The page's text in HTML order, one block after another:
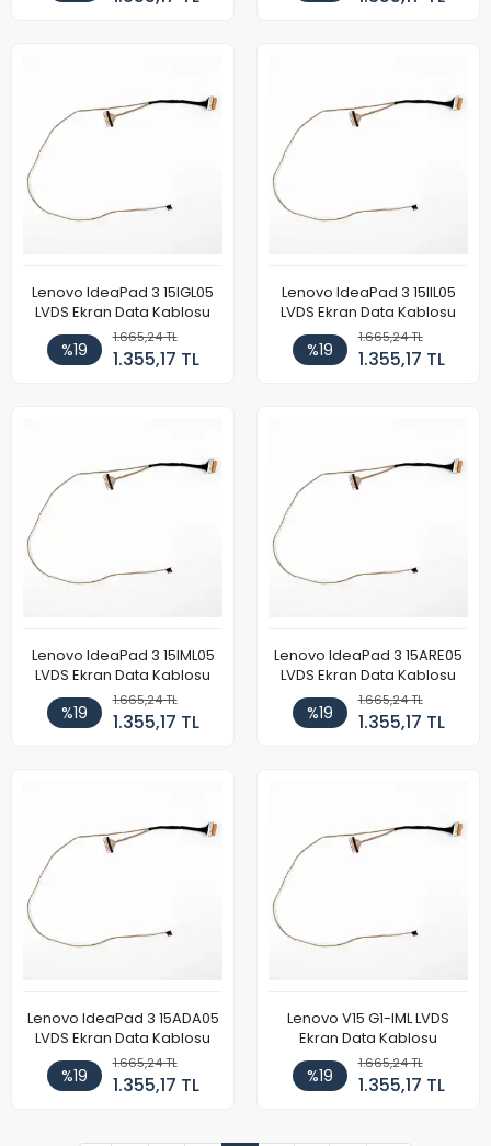
Lenovo IdeaPad 3 15IGL05
LVDS Ekran Data Kablosu
%19
1.665,24 TL
1.355,17 TL
Lenovo IdeaPad 3 15IIL05
LVDS Ekran Data Kablosu
%19
1.665,24 TL
1.355,17 TL
Lenovo IdeaPad 3 15IML05
LVDS Ekran Data Kablosu
%19
1.665,24 TL
1.355,17 TL
Lenovo IdeaPad 3 15ARE05
LVDS Ekran Data Kablosu
%19
1.665,24 TL
1.355,17 TL
Lenovo IdeaPad 3 15ADA05
LVDS Ekran Data Kablosu
%19
1.665,24 TL
1.355,17 TL
Lenovo V15 G1-IML LVDS
Ekran Data Kablosu
%19
1.665,24 TL
1.355,17 TL